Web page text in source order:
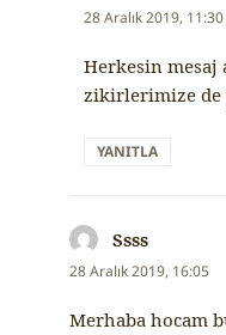
28 Aralık 2019, 11:30
Herkesin mesaj
zikirlerimize de
YANITLA
Ssss
ki:
28 Aralık 2019, 16:05
Merhaba hocam